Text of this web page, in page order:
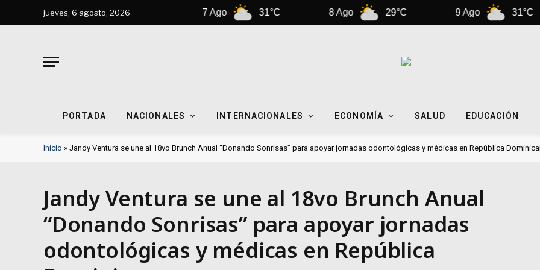
jueves, 6 agosto, 2026
6 Ago 31°C 31°C 29°C 31°C
PORTADA NACIONALES INTERNACIONALES ECONOMÍA SALUD EDUCACIÓN
Inicio » Jandy Ventura se une al 18vo Brunch Anual “Donando Sonrisas” para apoyar jornadas odontológicas y médicas en República
Jandy Ventura se une al 18vo Brunch Anual
“Donando Sonrisas” para apoyar jornadas
odontológicas y médicas en República